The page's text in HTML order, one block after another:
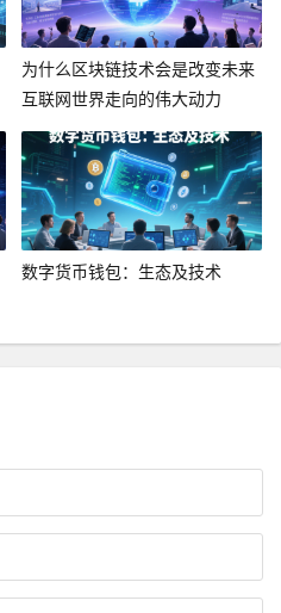
​为什么区块链技术会是改变未来
互联网世界走向的伟大动力
数字货币钱包：生态及技术